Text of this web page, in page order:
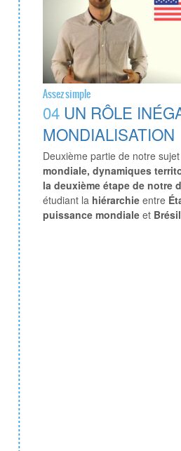
Assez simple
04 UN RÔLE
MONDIALISATION
Deuxième partie de notre sujet
mondiale, dynamiques
la deuxième étape de notre
étudiant la hiérarchie entre
puissance mondiale et Brésil